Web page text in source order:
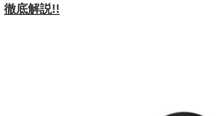
徹底解説!!